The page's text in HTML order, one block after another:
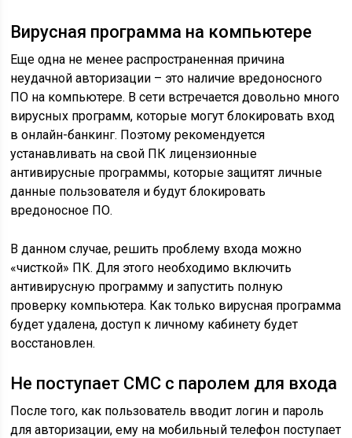
Вирусная программа на компьютере
Еще одна не менее распространенная причина
неудачной авторизации – это наличие вредоносного
ПО на компьютере. В сети встречается довольно много
вирусных программ, которые могут блокировать вход
в онлайн-банкинг. Поэтому рекомендуется
устанавливать на свой ПК лицензионные
антивирусные программы, которые защитят личные
данные пользователя и будут блокировать
вредоносное ПО.
В данном случае, решить проблему входа можно
«чисткой» ПК. Для этого необходимо включить
антивирусную программу и запустить полную
проверку компьютера. Как только вирусная программа
будет удалена, доступ к личному кабинету будет
восстановлен.
Не поступает СМС с паролем для входа
После того, как пользователь вводит логин и пароль
для авторизации, ему на мобильный телефон поступает